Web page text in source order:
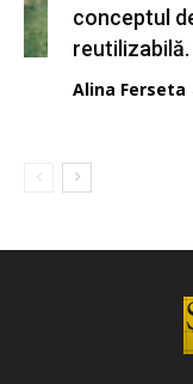
conceptul
reutilizabilă.
Alina Ferseta